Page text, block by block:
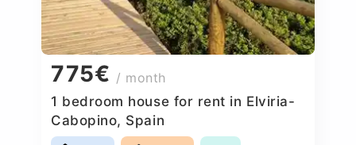
775€ / month
1 bedroom house for rent in Elviria-
Cabopino, Spain